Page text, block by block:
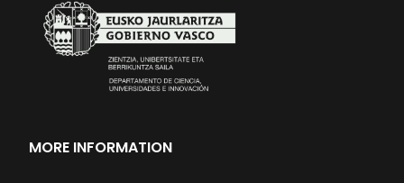
MORE INFORMATION